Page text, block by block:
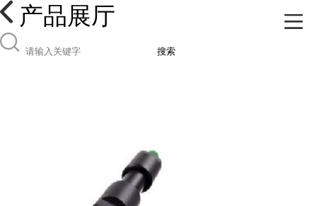
产品展厅
搜索